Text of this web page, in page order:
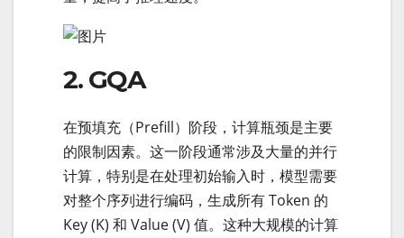
2. GQA
在预填充（Prefill）阶段，计算瓶颈是主要
的限制因素。这一阶段通常涉及大量的并行
计算，特别是在处理初始输入时，模型需要
对整个序列进行编码，生成所有 Token 的
Key (K) 和 Value (V) 值。这种大规模的计算